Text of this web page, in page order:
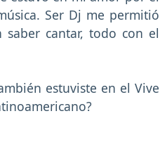
Ser Dj me permitió
cantar, todo con el
estuviste en el Vive